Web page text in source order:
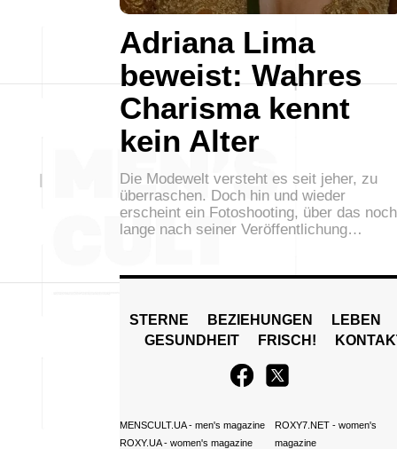
Adriana Lima
beweist: Wahres
Charisma kennt
kein Alter
Die Modewelt versteht es seit jeher, zu
überraschen. Doch hin und wieder
erscheint ein Fotoshooting, über das noch
lange nach seiner Veröffentlichung…
STERNE BEZIEHUNGEN
LEBEN
GESUNDHEIT
FRISCH!
MENSCULT.UA- men's magazine
ROXY.UA- women's magazine
ROXY7.NET- women's
magazine